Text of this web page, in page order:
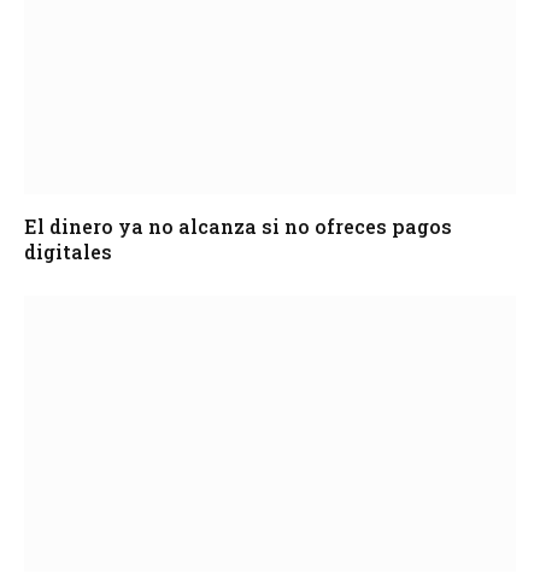
El dinero ya no alcanza si no ofreces pagos
digitales